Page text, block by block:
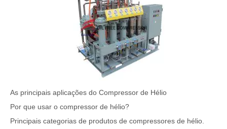
As principais aplicações do Compressor de Hélio
Por que usar o compressor de hélio?
Principais categorias de produtos de compressores de hélio.